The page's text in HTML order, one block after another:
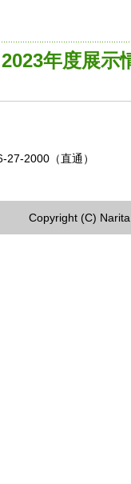
2023年度展示
2000（直通）
Copyright (C)